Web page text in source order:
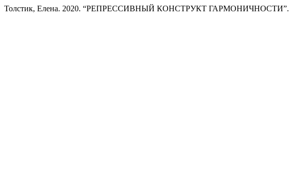
Толстик, Елена. 2020. “РЕПРЕССИВНЫЙ КОНСТРУКТ ГАРМОНИЧНОСТИ”.